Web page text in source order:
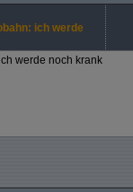
ich werde
werde noch krank